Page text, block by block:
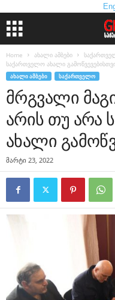
Home ახალი ამბები
საქართველო ახალი
ᲐᲮᲐᲚᲘ ᲐᲛᲑᲔᲑᲘ ᲡᲐᲥᲐᲠᲗᲕᲔᲚᲝ
მრგვალი
არის თუ არა
ახალი
მარტი 23, 2022